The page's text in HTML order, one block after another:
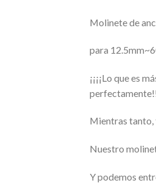
Molinete de
para
¡¡¡¡Lo que es
Mientras tanto,
Nuestro
Y podemos